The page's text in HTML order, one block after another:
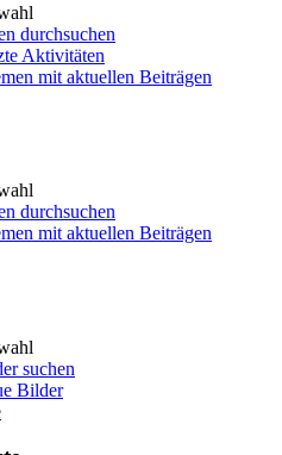
durchsuchen
Aktivitäten
mit aktuellen Beiträgen
durchsuchen
mit aktuellen Beiträgen
suchen
Bilder